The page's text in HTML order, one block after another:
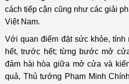
cách tiếp cận cũng như các giải
Việt Nam.
Với quan điểm đặt sức khỏe,
hết, trước hết; từng bước mở
đảm hài hòa giữa mở cửa và
quả, Thủ tướng Phạm Minh